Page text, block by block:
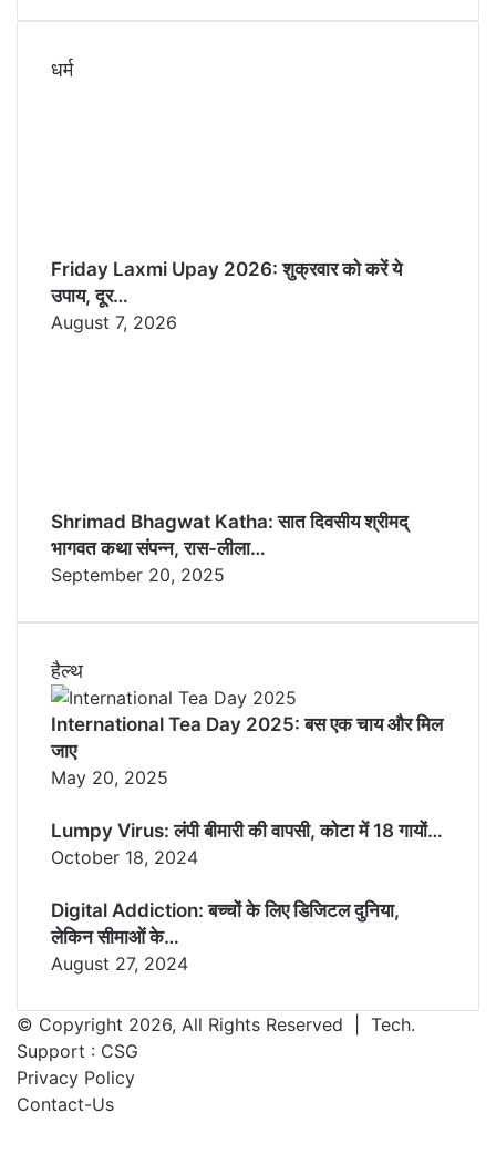
धर्म
Friday Laxmi Upay 2026: शुक्रवार को करें ये
उपाय, दूर…
August 7, 2026
Shrimad Bhagwat Katha: सात दिवसीय श्रीमद्
भागवत कथा संपन्न, रास-लीला…
September 20, 2025
हैल्थ
International Tea Day 2025: बस एक चाय और मिल
जाए
May 20, 2025
Lumpy Virus: लंपी बीमारी की वापसी, कोटा में 18 गायों…
October 18, 2024
Digital Addiction: बच्चों के लिए डिजिटल दुनिया,
लेकिन सीमाओं के…
August 27, 2024
© Copyright 2026, All Rights Reserved | Tech.
Support : CSG
Privacy Policy
Contact-Us